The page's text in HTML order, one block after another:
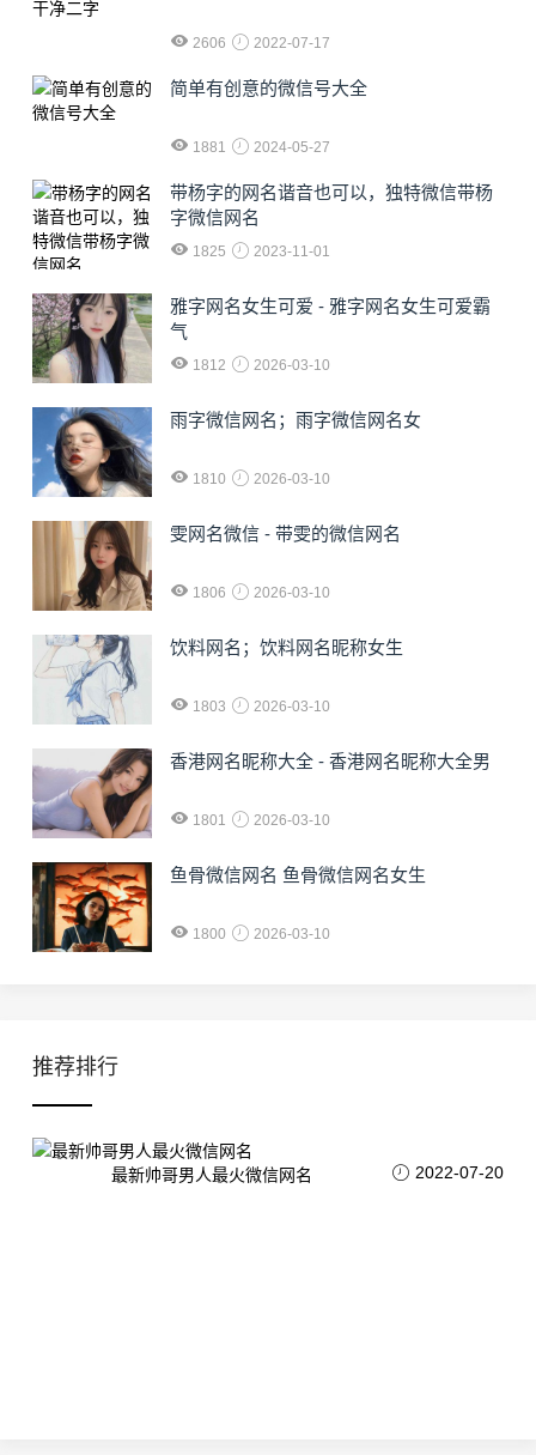
2606 2022-07-17
简单有创意的微信号大全
1881 2024-05-27
​带杨字的网名谐音也可以，独特微信带杨
字微信网名
1825 2023-11-01
雅字网名女生可爱 - 雅字网名女生可爱霸
气
1812 2026-03-10
雨字微信网名；雨字微信网名女
1810 2026-03-10
雯网名微信 - 带雯的微信网名
1806 2026-03-10
饮料网名；饮料网名昵称女生
1803 2026-03-10
香港网名昵称大全 - 香港网名昵称大全男
1801 2026-03-10
鱼骨微信网名 鱼骨微信网名女生
1800 2026-03-10
推荐排行
最新帅哥男人最火微信网名 2022-07-20